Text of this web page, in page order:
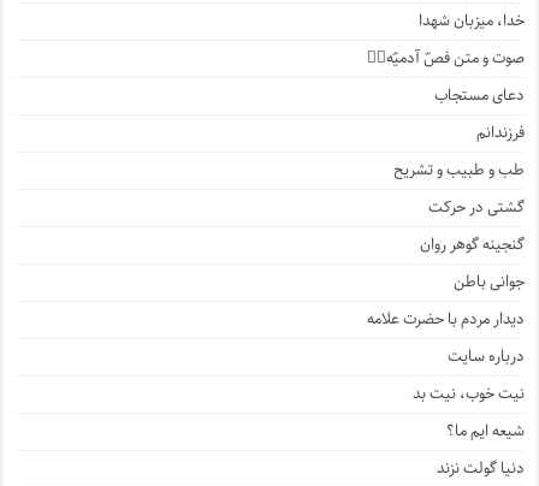
خدا، میزبان شهدا
صوت و متن فصّ آدمیّه۱️⃣
دعای مستجاب
فرزندانم
طب و طبیب و تشریح
گشتی در حرکت
گنجینه گوهر روان
جوانی باطن
دیدار مردم با حضرت علامه
درباره سایت
نیت خوب، نیت بد
شیعه ایم ما؟
دنیا گولت نزند